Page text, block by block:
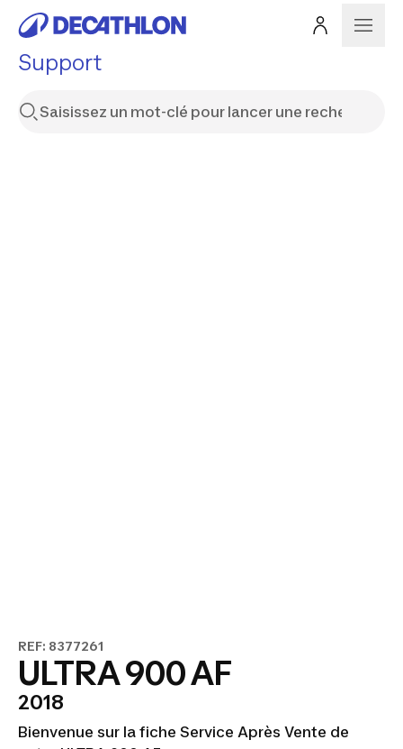
Support
REF: 8377261
ULTRA 900 AF
2018
Bienvenue sur la fiche Service Après Vente de